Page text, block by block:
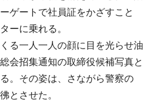
ゲートで社員証をかざすこと
ーに乗れる。
る一人一人の顔に目を光らせ油
会招集通知の取締役候補写真と
。その姿は、さながら警察の
とさせた。